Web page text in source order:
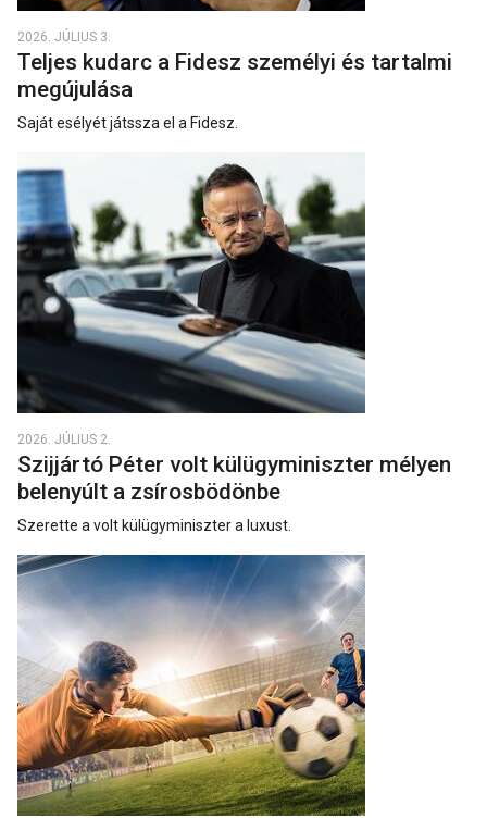
2026. JÚLIUS 3.
Teljes kudarc a Fidesz személyi és tartalmi
megújulása
Saját esélyét játssza el a Fidesz.
2026. JÚLIUS 2.
Szijjártó Péter volt külügyminiszter mélyen
belenyúlt a zsírosbödönbe
Szerette a volt külügyminiszter a luxust.